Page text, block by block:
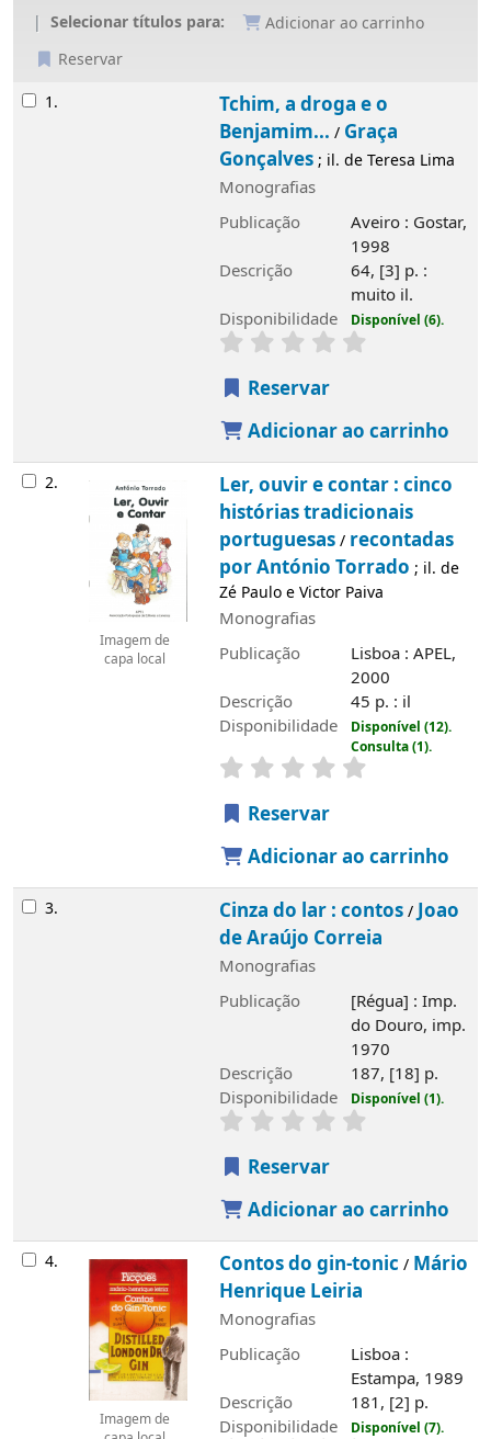
Selecionar títulos para:
Adicionar ao carrinho
Reservar
Resultados
1.
Tchim, a droga e o
Benjamim... / Graça
Gonçalves; il. de Teresa Lima
Monografias
Publicação
Aveiro : Gostar,
1998
Descrição
64, [3] p. :
muito il.
Disponibilidade
Disponível (6).
Reservar
Adicionar ao carrinho
2.
Imagem de
capa local
Ler, ouvir e contar : cinco
histórias tradicionais
portuguesas/ recontadas
por António Torrado ; il. de
Zé Paulo e Victor Paiva
Monografias
Publicação
Lisboa : APEL,
2000
Descrição
45 p. : il
Disponibilidade
Disponível (12).
Consulta (1).
Reservar
Adicionar ao carrinho
3. Cinza do lar : contos/Joao
de Araújo Correia
Monografias
Publicação
[Régua] : Imp.
do Douro, imp.
1970
Descrição
187, [18] p.
Disponibilidade
Disponível (1).
Reservar
Adicionar ao carrinho
4.
Imagem de
Contos do gin-tonic / Mário
Henrique Leiria
Monografias
Publicação
Lisboa :
Estampa, 1989
Descrição
181, [2] p.
Disponibilidade
Disponível (7).